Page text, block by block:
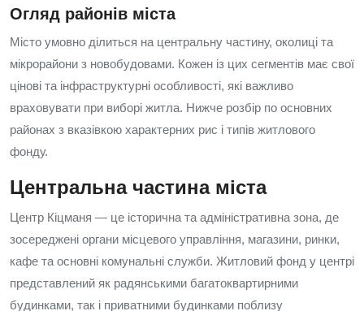
Огляд районів міста
Місто умовно ділиться на центральну частину, околиці та
мікрорайони з новобудовами. Кожен із цих сегментів має свої
цінові та інфраструктурні особливості, які важливо
враховувати при виборі житла. Нижче розбір по основних
районах з вказівкою характерних рис і типів житлового
фонду.
Центральна частина міста
Центр Кіцманя — це історична та адміністративна зона, де
зосереджені органи місцевого управління, магазини, ринки,
кафе та основні комунальні служби. Житловий фонд у центрі
представлений як радянськими багатоквартирними
будинками, так і приватними будинками поблизу